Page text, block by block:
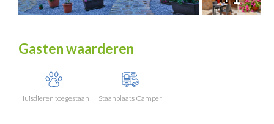
Gasten waarderen
Huisdieren toegestaan Staanplaats Camper